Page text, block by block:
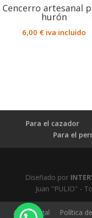
Cencerro artesanal
hurón
6,00 € iva incluido
Para el cazador
Para el
Diseñado por
Juan "PULIO" -
Aviso Legal Política